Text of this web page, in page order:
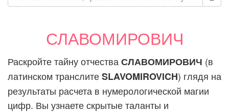
СЛАВОМИРОВИЧ
Раскройте тайну отчества СЛАВОМИРОВИЧ (в
латинском транслитеSLAVOMIROVICH) глядя на
результаты расчета в нумерологической магии
цифр. Вы узнаете скрытые таланты и